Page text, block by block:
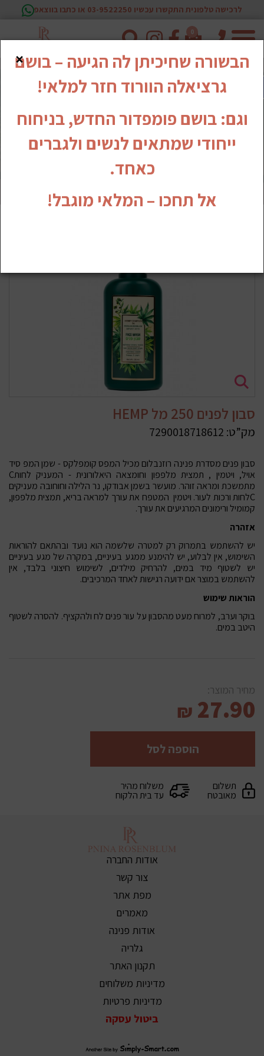
לרכישה טלפונית התקשרו עכשיו 03-9522250 או כתבו בווצאפ
טלפון
0
סבון לפנים 250 מל HEMP
מק”ט: 7290018718612
סבון פנים מסדרת פנינה רוזנבלום מכיל המפס קומפלקס - שמן המפ סיד
אויל, ויטמין
C, תמצית מלפפון וחומצאה היאלורונית - המעניק לחות
מתמשכת ומראה זוהר. מועשר בשמן אבודקו, נר הלילה וחוחובה מעניקים
לחות ורכות לעור. ויטמיןC
המטפח את עורך למראה בריא, תמצית מלפפון,
קמומיל ורימונים המרגיעים את עורך.
אזהרה
יש להשתמש בתמרוק רק למטרה שלשמה הוא נועד ובהתאם להוראות
השימוש, אין לבלוע, יש להימנע ממגע בעיניים, במקרה של מגע בעיניים
יש לשטוף מיד במים, להרחיק מילדים, לשימוש חיצוני בלבד, אין
להשתמש במוצר אם ידועה רגישות לאחד המרכיבים.
הוראות שימוש
בוקר וערב, למרוח מעט מהסבון על עור פנים לח ולהקציף. להסרה לשטוף
היטב במים.
מחיר המוצר:
27.90
₪
הוספה לסל
תשלום
מאובטח
משלוח מהיר
עד בית הלקוח
אודות החברה
צור קשר
מפת אתר
מאמרים
אודות פנינה
גלריה
תקנון האתר
מדיניות משלוחים
מדיניות פרטיות
ביטול עסקה
סימפלי
×
הבשורה שחיכיתן לה הגיעה – בושם
גרציאלה הוורוד חזר למלאי!
וגם: בושם פומפדור החדש, בניחוח
ייחודי שמתאים לנשים ולגברים
כאחד.
אל תחכו – המלאי מוגבל!